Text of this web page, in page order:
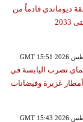
ديوماندي قادماً من
تضرب اليابسة في
غزيرة وفيضانات